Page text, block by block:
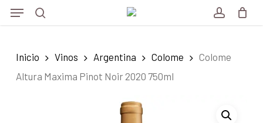
Skip
content
Menu
Inicio Vinos Argentina Colome
Colome
Altura Maxima Pinot Noir 2020 750ml
Menu